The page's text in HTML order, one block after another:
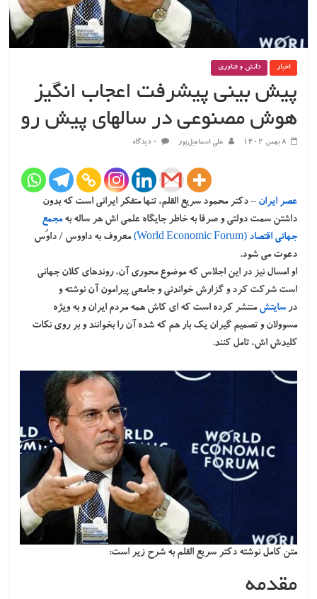
اخبار دانش و فناوری
پیش بینی پیشرفت اعجاب انگیز
هوش مصنوعی در سالهای پیش رو
۸ بهمن ۱۴۰۲ علی اسماعیل‌پور ۰ دیدگاه
عصر ایران– دکتر محمود سریع القلم، تنها متفکر ایرانی است که بدون
داشتن سمت دولتی و صرفا به خاطر جایگاه علمی اش هر ساله به مجمع
جهانی اقتصاد (World Economic Forum)
معروف به داووس / داوُس
دعوت می شود.
او امسال نیز در این اجلاس که موضوع محوری آن، روندهای کلان جهانی
است شرکت کرد و گزارش خواندنی و جامعی پیرامون آن نوشته و
درسایتشمنتشر کرده است که ای کاش همه مردم ایران و به ویژه
مسوولان و تصمیم گیران یک بار هم که شده آن را بخوانند و بر روی نکات
کلیدش اش، تامل کنند.
متن کامل نوشته دکتر سریع القلم به شرح زیر است:
مقدمه